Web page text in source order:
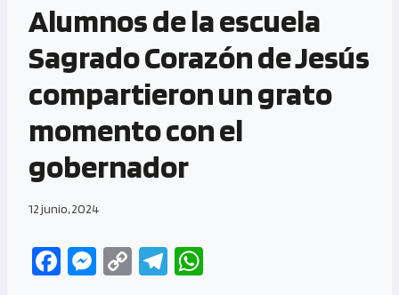
Alumnos de la escuela
Sagrado Corazón de Jesús
compartieron un grato
momento con el
gobernador
12 junio, 2024
Fa M
C
Te